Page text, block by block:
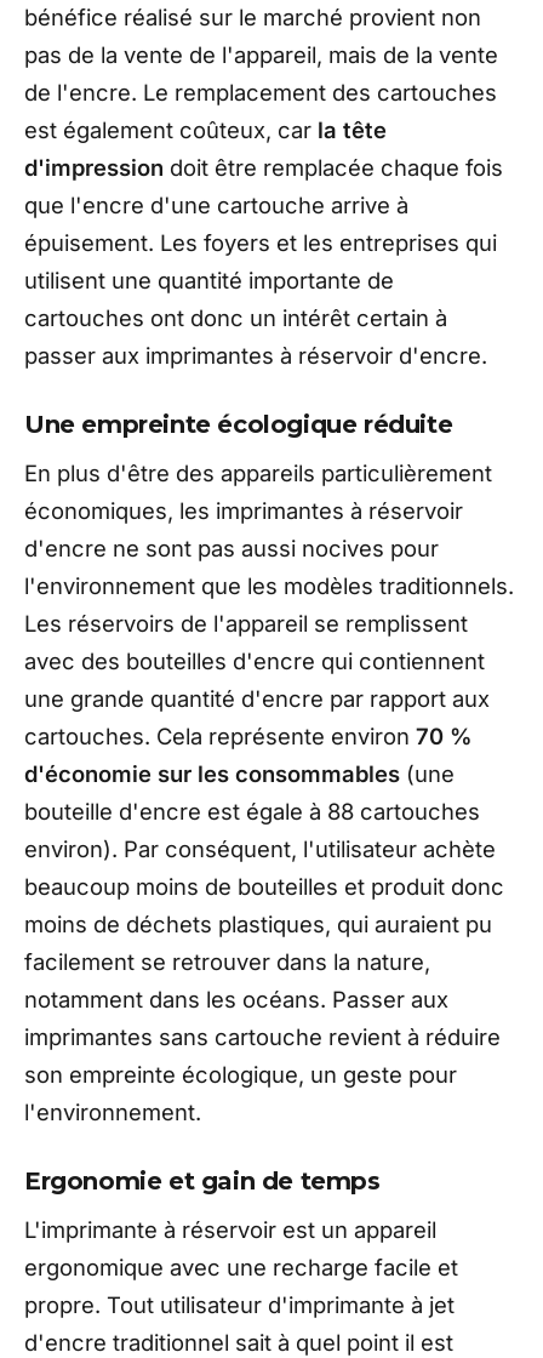
bénéfice réalisé sur le marché provient non
pas de la vente de l'appareil, mais de la vente
de l'encre. Le remplacement des cartouches
est également coûteux, car la tête
d'impression doit être remplacée chaque fois
que l'encre d'une cartouche arrive à
épuisement. Les foyers et les entreprises qui
utilisent une quantité importante de
cartouches ont donc un intérêt certain à
passer aux imprimantes à réservoir d'encre.
Une empreinte écologique réduite
En plus d'être des appareils particulièrement
économiques, les imprimantes à réservoir
d'encre ne sont pas aussi nocives pour
l'environnement que les modèles traditionnels.
Les réservoirs de l'appareil se remplissent
avec des bouteilles d'encre qui contiennent
une grande quantité d'encre par rapport aux
cartouches. Cela représente environ 70 %
d'économie sur les consommables (une
bouteille d'encre est égale à 88 cartouches
environ). Par conséquent, l'utilisateur achète
beaucoup moins de bouteilles et produit donc
moins de déchets plastiques, qui auraient pu
facilement se retrouver dans la nature,
notamment dans les océans. Passer aux
imprimantes sans cartouche revient à réduire
son empreinte écologique, un geste pour
l'environnement.
Ergonomie et gain de temps
L'imprimante à réservoir est un appareil
ergonomique avec une recharge facile et
propre. Tout utilisateur d'imprimante à jet
d'encre traditionnel sait à quel point il est